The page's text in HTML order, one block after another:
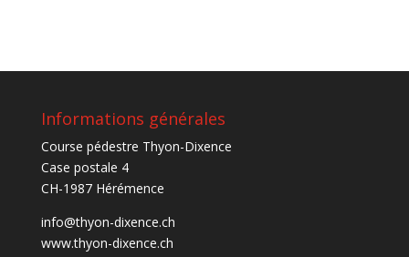
Informations générales
Course pédestre Thyon-Dixence
Case postale 4
CH-1987 Hérémence
info@thyon-dixence.ch
www.thyon-dixence.ch